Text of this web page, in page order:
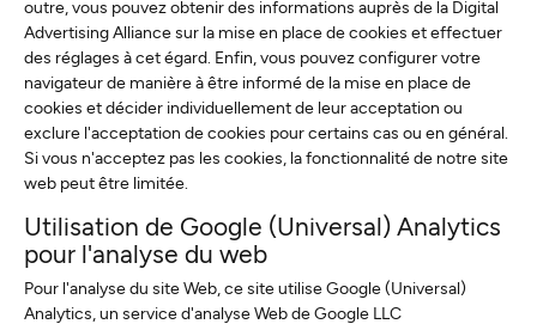
outre, vous pouvez obtenir des informations auprès de la Digital
Advertising Alliance sur la mise en place de cookies et effectuer
des réglages à cet égard. Enfin, vous pouvez configurer votre
navigateur de manière à être informé de la mise en place de
cookies et décider individuellement de leur acceptation ou
exclure l'acceptation de cookies pour certains cas ou en général.
Si vous n'acceptez pas les cookies, la fonctionnalité de notre site
web peut être limitée.
Utilisation de Google (Universal) Analytics
pour l'analyse du web
Pour l'analyse du site Web, ce site utilise Google (Universal)
Analytics, un service d'analyse Web de Google LLC